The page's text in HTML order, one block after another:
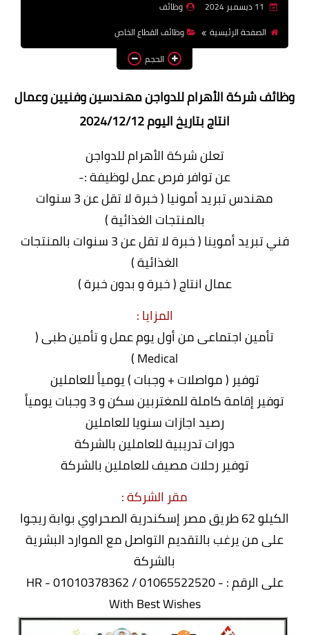
بالجامعات والمعاهد
اخبار
وظائف
الصفحة الرئيسية
وظائف القطاع الخاص
الحجم
وظائفشركة الأهرام للدواجن مهندسين وفنيين وعمال
انتاج بتاريخ اليوم 2024/12/12
تعلن شركة الأهرام للدواجن
عن توافر فرص عمل لوظيفة :-
مهندس تبريد أمونيا ( خبرة لا تقل عن 3 سنوات
بالمنتجات الغذائية )
فني تبريد أموينا ( خبرة لا تقل عن 3 سنوات بالمنتجات
الغذائية )
عمال انتاج ( خبرة و بدون خبرة )
المزايا :
تأمين اجتماعى من أول يوم عمل و تأمين طبى (
Medical )
توفير ( مواصلات + وجبات ) يومياً للعاملين
توفير إقامة كاملة للمغتربين سكن و 3 وجبات يومياً
رصيد اجازات سنويا للعاملين
دورات تدريبية للعاملين بالشركة
توفير رحلات مصيف للعاملين بالشركة
مقر الشركة :
الكيلو 62 طريق مصر إسكندرية الصحراوي بوابة ريجوا
على من يرغب بالتقديم التواصل مع الموارد البشرية
بالشركة
على الرقم : - 01065522520 / 01010378362 - HR
With Best Wishes